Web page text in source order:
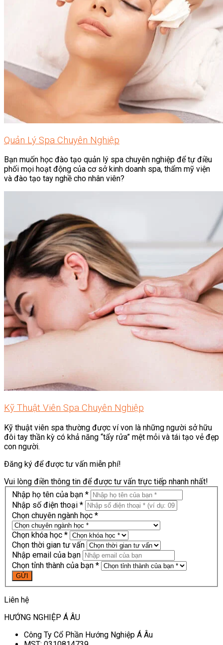
Quản Lý Spa Chuyên Nghiệp
Bạn muốn học đào tạo quản lý spa chuyên nghiệp để tự điều
phối mọi hoạt động của cơ sở kinh doanh spa, thẩm mỹ viện
và đào tạo tay nghề cho nhân viên?
Kỹ Thuật Viên Spa Chuyên Nghiệp
Kỹ thuật viên spa thường được ví von là những người sở hữu
đôi tay thần kỳ có khả năng “tẩy rửa” mệt mỏi và tái tạo vẻ đẹp
con người.
Đăng ký để được tư vấn miễn phí!
Vui lòng điền thông tin để được tư vấn trực tiếp nhanh nhất!
Nhập họ tên của bạn *
Nhập số điện thoại *
Chọn chuyên ngành học *
Chọn khóa học *
Chọn thời gian tư vấn
Nhập email của bạn
Chọn tỉnh thành của bạn *
Liên hệ
HƯỚNG NGHIỆP Á ÂU
Công Ty Cổ Phần Hướng Nghiệp Á Âu